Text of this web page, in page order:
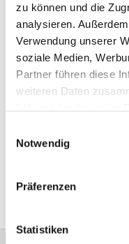
zu können und die
analysieren.
Verwendung unserer
soziale Medien,
Partner führen diese
weiteren Daten
Notwendig
Präferenzen
Statistiken